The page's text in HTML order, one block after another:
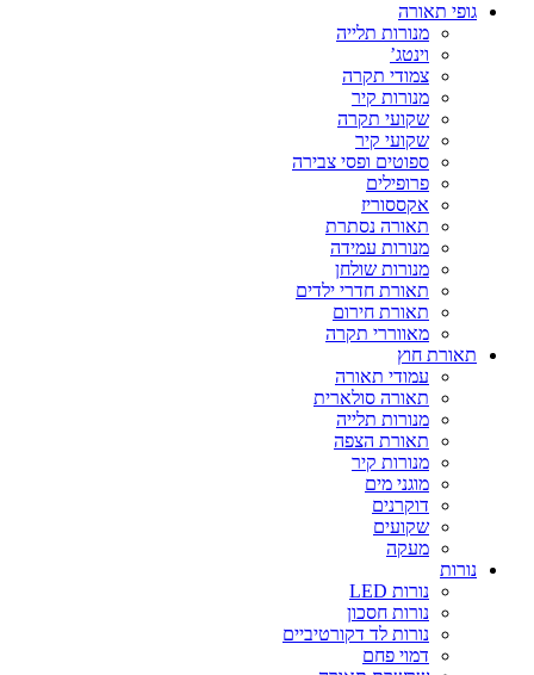
גופי תאורה
מנורות תלייה
וינטג’
צמודי תקרה
מנורות קיר
שקועי תקרה
שקועי קיר
ספוטים ופסי צבירה
פרופילים
אקססוריז
תאורה נסתרת
מנורות עמידה
מנורות שולחן
תאורת חדרי ילדים
תאורת חירום
מאווררי תקרה
תאורת חוץ
עמודי תאורה
תאורה סולארית
מנורות תלייה
תאורת הצפה
מנורות קיר
מוגני מים
דוקרנים
שקועים
מעקה
נורות
נורות LED
נורות חסכון
נורות לד דקורטיביים
דמוי פחם